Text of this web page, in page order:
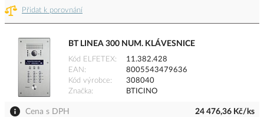
Přidat k porovnání
BT LINEA 300 NUM. KLÁVESNICE
Kód ELFETEX
11.382.428
EAN
8005543479636
Kód výrobce
308040
Značka
BTICINO
Cena s DPH 24 476,36 Kč/ks